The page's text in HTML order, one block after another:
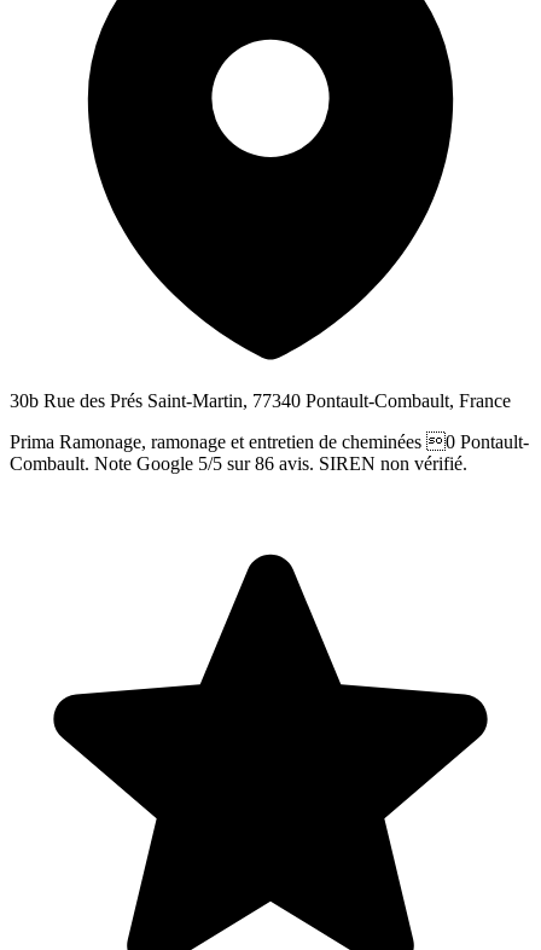
30b Rue des Prés Saint-Martin, 77340 Pontault-Combault, France
Prima Ramonage, ramonage et entretien de cheminées 0 Pontault-
Combault. Note Google 5/5 sur 86 avis. SIREN non vérifié.